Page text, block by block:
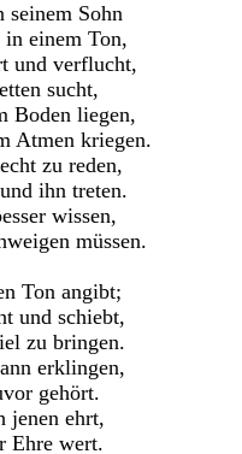
Sohn
einem Ton,
und verflucht,
sucht,
Boden liegen,
Atmen kriegen.
zu reden,
ihn treten.
wissen,
müssen.
Ton angibt;
und schiebt,
zu bringen.
erklingen,
gehört.
jenen ehrt,
Ehre wert.